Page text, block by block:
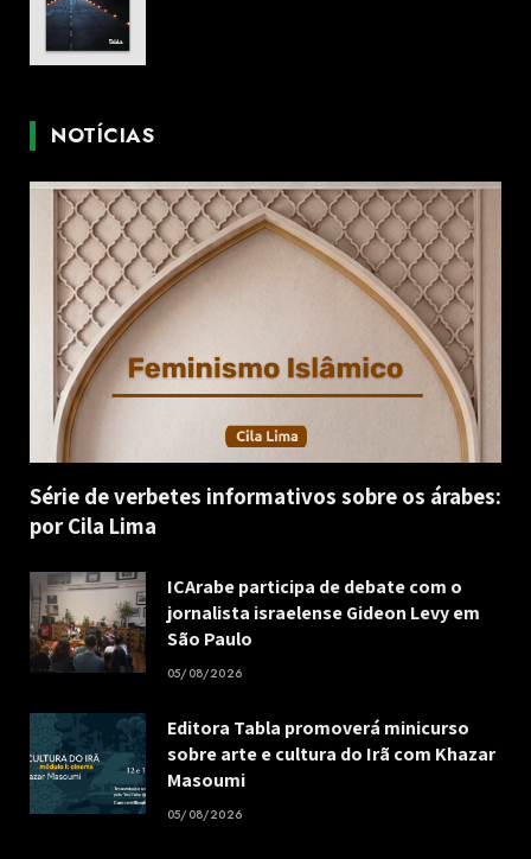
NOTÍCIAS
Série de verbetes informativos sobre os árabes:
por Cila Lima
ICArabe participa de debate com o
jornalista israelense Gideon Levy em
São Paulo
05/08/2026
Editora Tabla promoverá minicurso
sobre arte e cultura do Irã com Khazar
Masoumi
05/08/2026